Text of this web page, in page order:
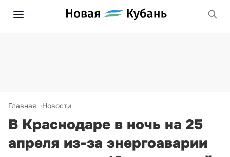
Главная Новости
В Краснодаре в ночь на 25
апреля из-за энергоаварии